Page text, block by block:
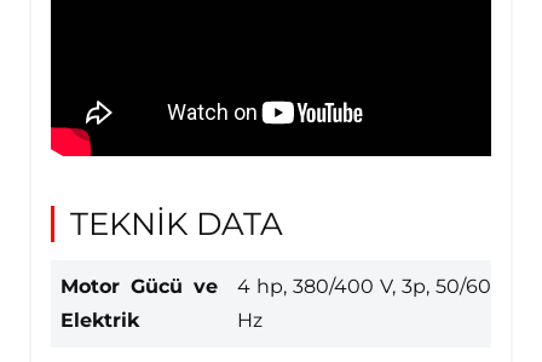
TEKNİK DATA
Motor Gücü ve
Elektrik
4 hp, 380/400 V, 3p, 50/60
Hz